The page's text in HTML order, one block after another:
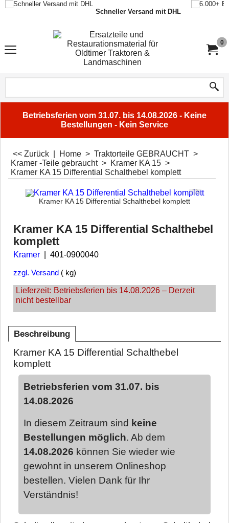
Schneller Versand mit DHL
0
Betriebsferien vom 31.07. bis 14.08.2026 - Keine
Bestellungen - Kein Service
<< Zurück Home > Traktorteile GEBRAUCHT >
Kramer -Teile gebraucht> Kramer KA 15 >
Kramer KA 15 Differential Schalthebel komplett
Kramer KA 15 Differential Schalthebel komplett
Kramer KA 15 Differential Schalthebel
komplett
Kramer 401-0900040
zzgl. Versand kg
Lieferzeit: Betriebsferien bis 14.08.2026 – Derzeit
nicht bestellbar
Beschreibung
Kramer KA 15 Differential Schalthebel
komplett
Betriebsferien vom 31.07. bis
14.08.2026
In diesem Zeitraum sind keine
Bestellungen möglich. Ab dem
14.08.2026 können Sie wieder wie
gewohnt in unserem Onlineshop
bestellen. Vielen Dank für Ihr
Verständnis!